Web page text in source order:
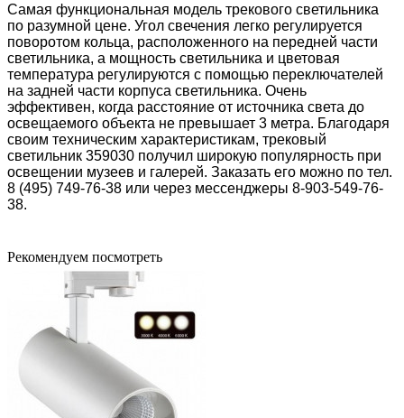
Самая функциональная модель трекового светильника
по разумной цене. Угол свечения легко регулируется
поворотом кольца, расположенного на передней части
светильника, а мощность светильника и цветовая
температура регулируются с помощью переключателей
на задней части корпуса светильника. Очень
эффективен, когда расстояние от источника света до
освещаемого объекта не превышает 3 метра. Благодаря
своим техническим характеристикам, трековый
светильник 359030 получил широкую популярность при
освещении музеев и галерей. Заказать его можно по тел.
8 (495) 749-76-38 или через мессенджеры 8-903-549-76-
38.
Рекомендуем посмотреть